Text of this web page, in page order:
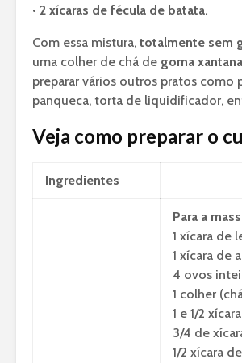
• 2 xícaras de fécula de batata.
Com essa mistura, totalmente sem
uma colher de chá de goma xantana
preparar vários outros pratos como
panqueca, torta de liquidificador,
Veja como preparar o
Ingredientes
Para a
1 xícara de
1 xícara de
4 ovos
1 colher
1 e 1/2
3/4 de
1/2 xícara